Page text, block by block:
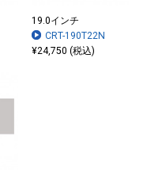
19.0インチ
CRT-190T22N
¥24,750 (税込)